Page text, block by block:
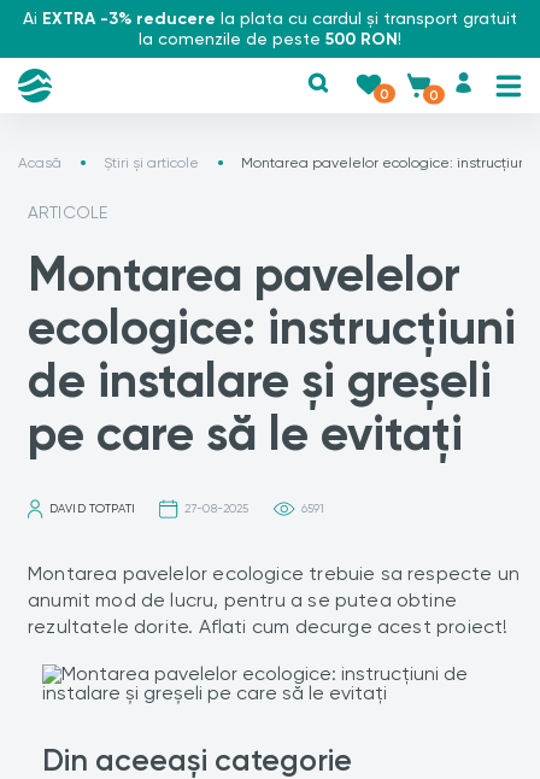
Ai EXTRA -3% reducere la plata cu cardul și transport gratuit
la comenzile de peste 500 RON!
0 0
Acasă Știri și articole Montarea pavelelor ecologice:
ARTICOLE
Montarea pavelelor
ecologice: instrucțiuni
de instalare și greșeli
pe care să le evitați
DAVID TOTPATI 27-08-2025 6591
Montarea pavelelor ecologice trebuie sa respecte un
anumit mod de lucru, pentru a se putea obtine
rezultatele dorite. Aflati cum decurge acest proiect!
Din aceeași categorie